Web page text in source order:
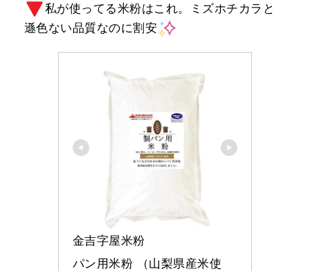
私が使ってる米粉はこれ。ミズホチカラと
遜色ない品質なのに割安
金吉字屋米粉
パン用米粉 （山梨県産米使